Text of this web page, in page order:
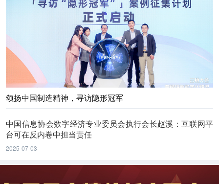
颂扬中国制造精神，寻访隐形冠军
中国信息协会数字经济专业委员会执行会长赵溪：互联网平
台可在反内卷中担当责任
2025-07-03